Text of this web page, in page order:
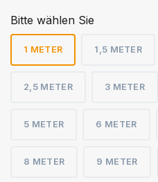
Bitte wählen Sie
1 METER 1,5 METER
2,5 METER 3 METER
5 METER 6 METER
8 METER 9 METER